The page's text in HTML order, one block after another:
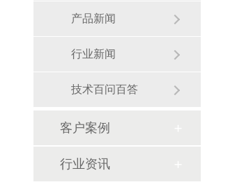
产品新闻
行业新闻
技术百问百答
客户案例
行业资讯